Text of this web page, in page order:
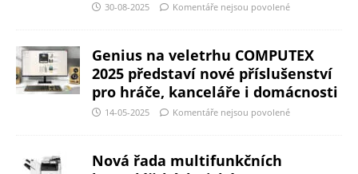
30-08-2025 Komentáře nejsou povolené
Genius na veletrhu COMPUTEX
2025 představí nové příslušenství
pro hráče, kanceláře i domácnosti
14-05-2025 Komentáře nejsou povolené
Nová řada multifunkčních